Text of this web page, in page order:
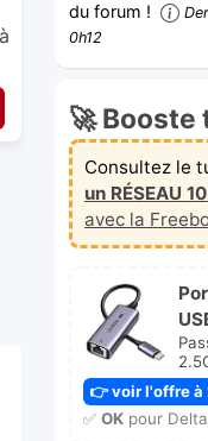
du forum !
0h12
🚀 Booste
Consultez le
un RÉSEAU
avec la
👉 voir l'offre à
✅ OKpour